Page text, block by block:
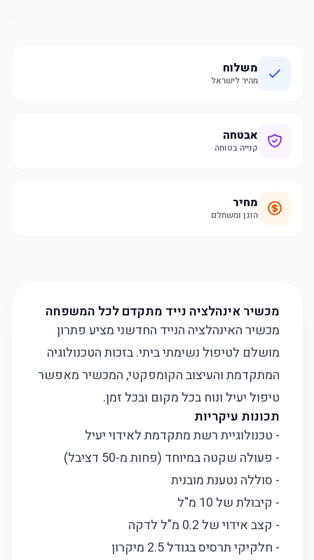
משלוח
מהיר לישראל
אבטחה
קנייה בטוחה
מחיר
הוגן ומשתלם
מכשיר אינהלציה נייד מתקדם לכל המשפחה
מכשיר האינהלציה הנייד החדשני מציע פתרון
מושלם לטיפול נשימתי ביתי. בזכות הטכנולוגיה
המתקדמת והעיצוב הקומפקטי, המכשיר מאפשר
טיפול יעיל ונוח בכל מקום ובכל זמן.
תכונות עיקריות
- טכנולוגיית רשת מתקדמת לאידוי יעיל
- פעולה שקטה במיוחד (פחות מ-50 דציבל)
- סוללה נטענת מובנית
- קיבולת של 10 מ"ל
- קצב אידוי של 0.2 מ"ל לדקה
- חלקיקי תרסיס בגודל 2.5 מיקרון